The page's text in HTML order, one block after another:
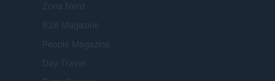
Zona Nerd
B2B Magazine
People Magazine
Day Travel